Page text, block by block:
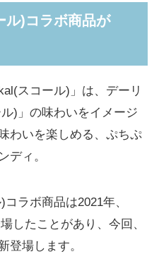
ル)コラボ商品が
スコール)」は、デーリ
)」の味わいをイメージ
わいを楽しめる、ぷちぷ
ディ。
ラボ商品は2021年、
したことがあり、今回、
登場します。